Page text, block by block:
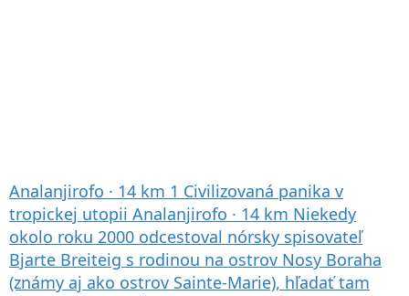
Analanjirofo · 14 km 1 Civilizovaná panika v
tropickej utopii Analanjirofo · 14 km Niekedy
okolo roku 2000 odcestoval nórsky spisovateľ
Bjarte Breiteig s rodinou na ostrov Nosy Boraha
(známy aj ako ostrov Sainte-Marie), hľadať tam